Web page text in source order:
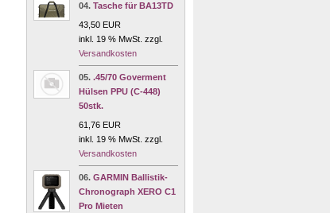
04. Tasche für BA13TD
43,50 EUR
inkl. 19 % MwSt. zzgl.
Versandkosten
05. .45/70 Goverment
Hülsen PPU (C-448)
50stk.
61,76 EUR
inkl. 19 % MwSt. zzgl.
Versandkosten
06. GARMIN Ballistik-
Chronograph XERO C1
Pro Mieten